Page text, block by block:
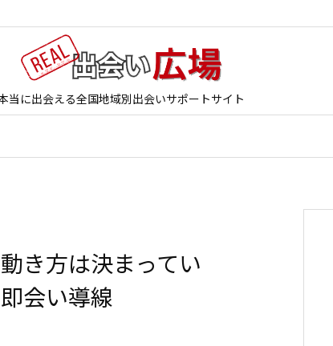
当に出会える全国地域別出会いサポートサイト
き方は決まってい
会い導線